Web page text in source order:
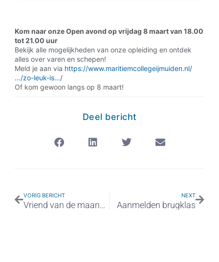
Kom naar onze Open avond op vrijdag 8 maart van 18.00
tot 21.00 uur
Bekijk alle mogelijkheden van onze opleiding en ontdek
alles over varen en schepen!
Meld je aan via https://www.maritiemcollegeijmuiden.nl/
…/zo-leuk-is…/
Of kom gewoon langs op 8 maart!
Deel bericht
VORIG BERICHT
Vriend van de maand: van Braam Minnesma
NEXT
Aanmelden brugklas